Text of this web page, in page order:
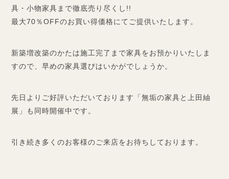
具・小物家具まで徹底売り尽くし!!
最大70％OFFのお買い得価格にてご提供いたします。
新築増改築のかたは施工完了まで家具をお預かりいたしま
すので、早めの家具選びはいかがでしょうか。
先日よりご好評いただいております「無垢の家具と上田紬
展」も同時開催中です。
引き続き多くのお客様のご来店をお待ちしております。